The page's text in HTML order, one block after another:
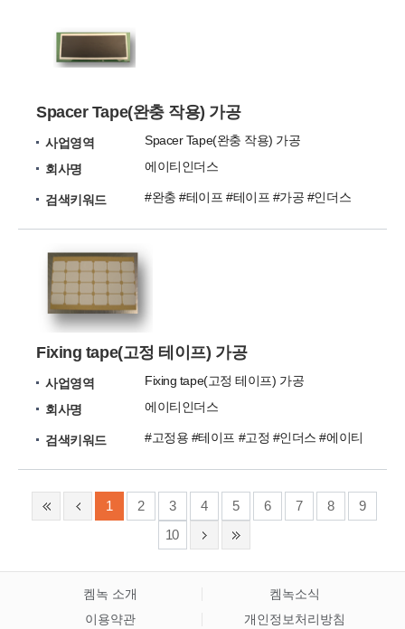
Spacer Tape(완충 작용) 가공
사업영역
Spacer Tape(완충 작용) 가공
회사명
에이티인더스
검색키워드 #완충 #테이프 #테이프 #가공 #인더스
Fixing tape(고정 테이프) 가공
사업영역
Fixing tape(고정 테이프) 가공
회사명
에이티인더스
검색키워드 #고정용 #테이프 #고정 #인더스 #에이티
1 2 3 4 5 6 7 8
9
10
켐녹 소개
켐녹소식
이용약관
개인정보처리방침